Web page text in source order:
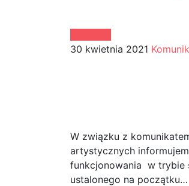
30 kwietnia 2021
W związku z
artystycznych
funkcjonowania w trybie
ustalonego na początku…